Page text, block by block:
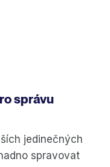
správu
jedinečných
spravovat